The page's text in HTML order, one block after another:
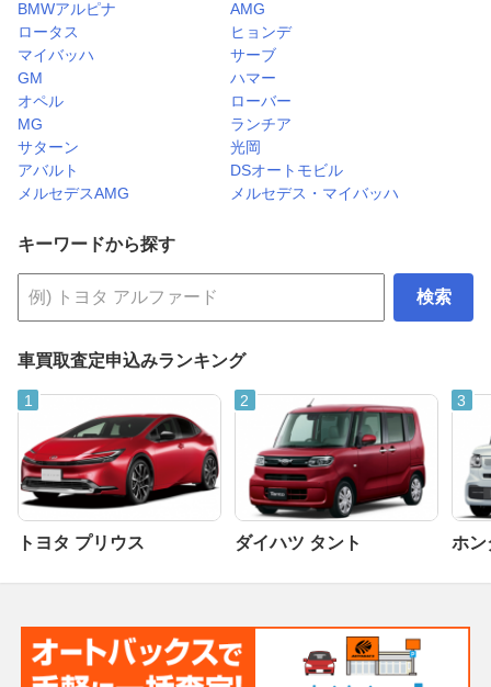
BMWアルピナ
AMG
ロータス
ヒョンデ
マイバッハ
サーブ
GM
ハマー
オペル
ローバー
MG
ランチア
サターン
光岡
アバルト
DSオートモビル
メルセデスAMG
メルセデス・マイバッハ
キーワードから探す
検索
車買取査定申込みランキング
トヨタ プリウス ダイハツ タント ホン